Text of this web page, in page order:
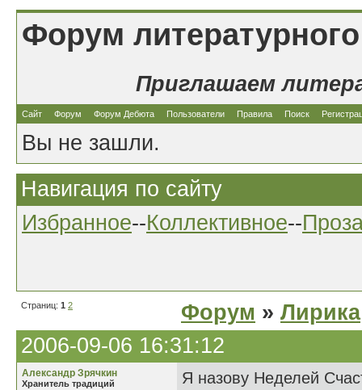
Форум
Приглашаем
Сайт Форум Форум Дебюта Пользователи Правила Поиск
Вы не зашли.
Навигация по сайту
Избранное--Коллективное--
Страниц: 1 2 Форум » Лирика
2006-09-06 16:31:12
Александр Зрячкин
Хранитель традиций
Я назову Неделей